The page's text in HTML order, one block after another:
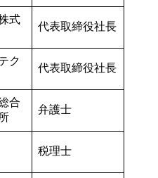
式
代表取締役社長
ク
代表取締役社長
合
弁護士
税理士